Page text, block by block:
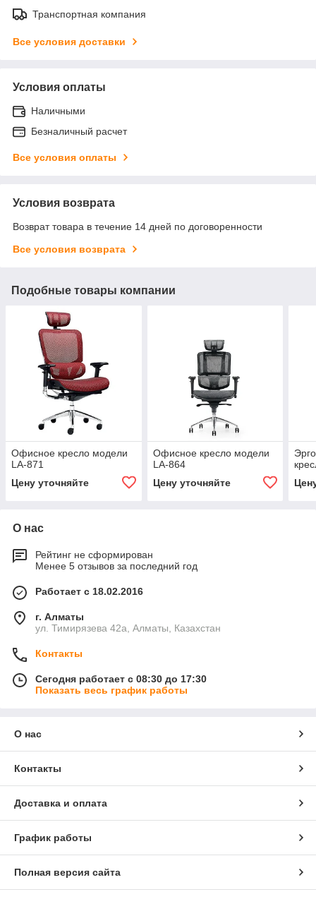
Транспортная компания
Все условия доставки
Условия оплаты
Наличными
Безналичный расчет
Все условия оплаты
Условия возврата
Возврат товара в течение 14 дней по договоренности
Все условия возврата
Подобные товары компании
Офисное кресло модели
LA-871
Цену уточняйте
Офисное кресло модели
LA-864
Цену уточняйте
О нас
Рейтинг не сформирован
Менее 5 отзывов за последний год
Работает с 18.02.2016
г. Алматы
ул. Тимирязева 42а, Алматы, Казахстан
Контакты
Сегодня работает с 08:30 до 17:30
Показать весь график работы
О нас
Контакты
Доставка и оплата
График работы
Полная версия сайта